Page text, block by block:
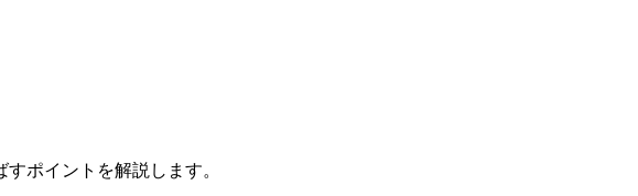
ポイントを解説します。